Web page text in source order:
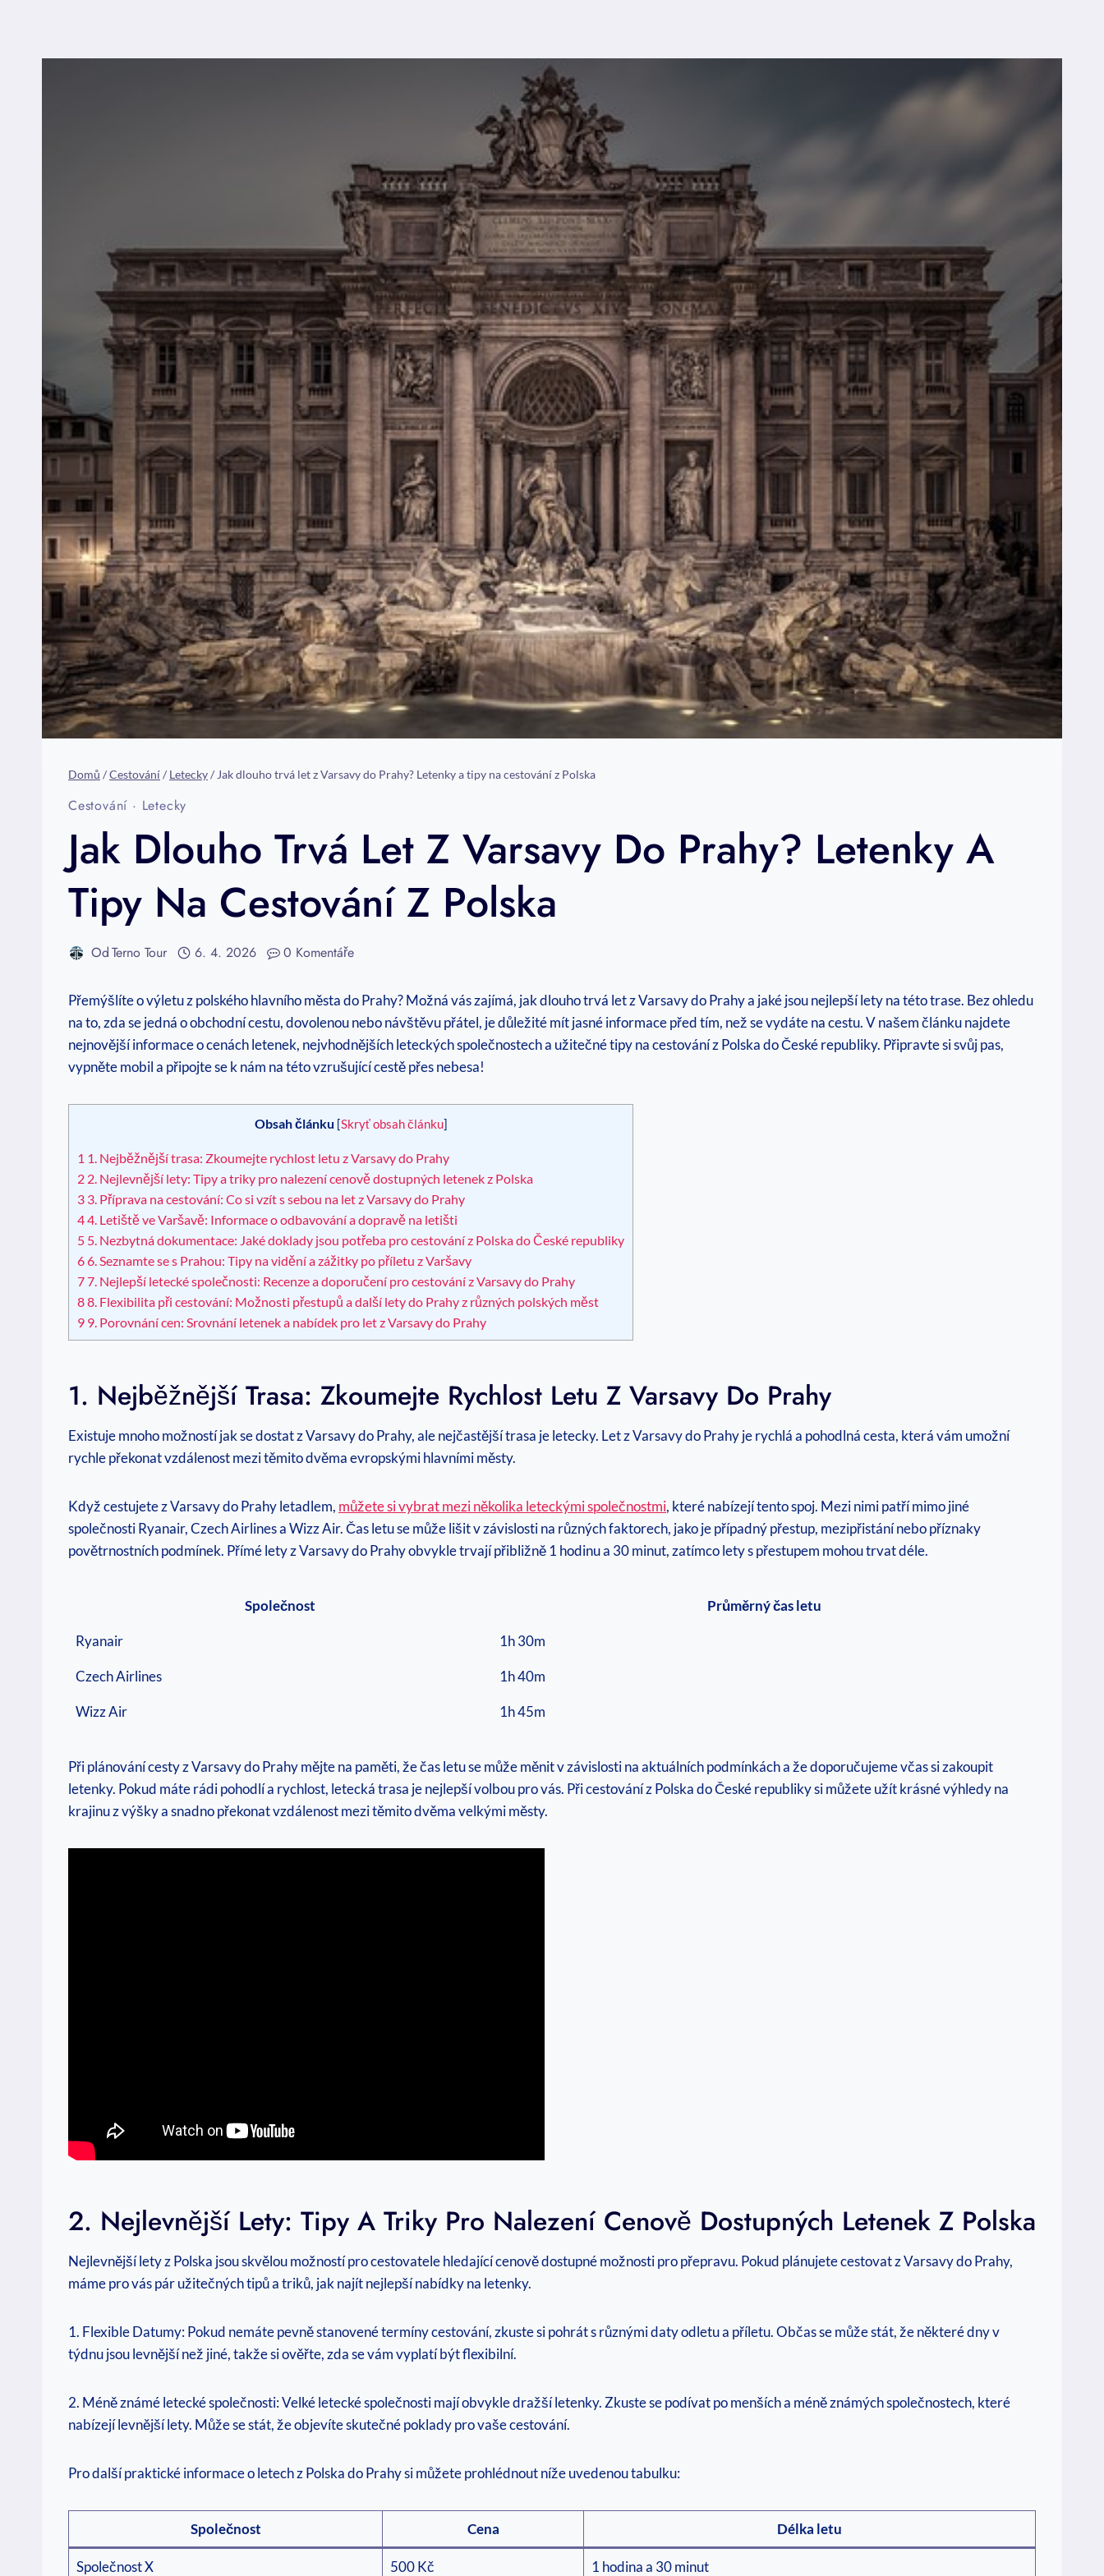
Domů /Cestování/ Letecky/ Jak dlouho trvá let z Varsavy do Prahy? Letenky a tipy na cestování z Polska
Cestování · Letecky
Jak Dlouho Trvá Let Z Varsavy Do Prahy? Letenky A
Tipy Na Cestování Z Polska
OdTerno Tour 6. 4. 2026 0 Komentáře
Přemýšlíte o výletu z polského hlavního města do Prahy? Možná vás zajímá, jak dlouho trvá let z Varsavy do Prahy a jaké jsou nejlepší lety na této trase. Bez ohledu
na to, zda se jedná o obchodní cestu, dovolenou nebo návštěvu přátel, je důležité mít jasné informace před tím, než se vydáte na cestu. V našem článku najdete
nejnovější informace o cenách letenek, nejvhodnějších leteckých společnostech a užitečné tipy na cestování z Polska do České republiky. Připravte si svůj pas,
vypněte mobil a připojte se k nám na této vzrušující cestě přes nebesa!
Obsah článku [Skryť obsah článku]
1 1. Nejběžnější trasa: Zkoumejte rychlost letu z Varsavy do Prahy
2 2. Nejlevnější lety: Tipy a triky pro nalezení cenově dostupných letenek z Polska
3 3. Příprava na cestování: Co si vzít s sebou na let z Varsavy do Prahy
44. Letiště ve Varšavě: Informace o odbavování a dopravě na letišti
5 5. Nezbytná dokumentace: Jaké doklady jsou potřeba pro cestování z Polska do České republiky
66. Seznamte se s Prahou: Tipy na vidění a zážitky po příletu z Varšavy
77. Nejlepší letecké společnosti: Recenze a doporučení pro cestování z Varsavy do Prahy
88. Flexibilita při cestování: Možnosti přestupů a další lety do Prahy z různých polských měst
9 9. Porovnání cen: Srovnání letenek a nabídek pro let z Varsavy do Prahy
1. Nejběžnější Trasa: Zkoumejte Rychlost Letu Z Varsavy Do Prahy
Existuje mnoho možností jak se dostat z Varsavy do Prahy, ale nejčastější trasa je letecky. Let z Varsavy do Prahy je rychlá a pohodlná cesta, která vám umožní
rychle překonat vzdálenost mezi těmito dvěma evropskými hlavními městy.
Když cestujete z Varsavy do Prahy letadlem, můžete si vybrat mezi několika leteckými společnostmi, které nabízejí tento spoj. Mezi nimi patří mimo jiné
společnosti Ryanair, Czech Airlines a Wizz Air. Čas letu se může lišit v závislosti na různých faktorech, jako je případný přestup, mezipřistání nebo příznaky
povětrnostních podmínek. Přímé lety z Varsavy do Prahy obvykle trvají přibližně 1 hodinu a 30 minut, zatímco lety s přestupem mohou trvat déle.
Společnost Průměrný čas letu
Ryanair 1h 30m
Czech Airlines 1h 40m
Wizz Air 1h 45m
Při plánování cesty z Varsavy do Prahy mějte na paměti, že čas letu se může měnit v závislosti na aktuálních podmínkách a že doporučujeme včas si zakoupit
letenky. Pokud máte rádi pohodlí a rychlost, letecká trasa je nejlepší volbou pro vás. Při cestování z Polska do České republiky si můžete užít krásné výhledy na
krajinu z výšky a snadno překonat vzdálenost mezi těmito dvěma velkými městy.
2. Nejlevnější Lety: Tipy A Triky Pro Nalezení Cenově Dostupných Letenek Z Polska
Nejlevnější lety z Polska jsou skvělou možností pro cestovatele hledající cenově dostupné možnosti pro přepravu. Pokud plánujete cestovat z Varsavy do Prahy,
máme pro vás pár užitečných tipů a triků, jak najít nejlepší nabídky na letenky.
1. Flexible Datumy: Pokud nemáte pevně stanovené termíny cestování, zkuste si pohrát s různými daty odletu a příletu. Občas se může stát, že některé dny v
týdnu jsou levnější než jiné, takže si ověřte, zda se vám vyplatí být flexibilní.
2. Méně známé letecké společnosti: Velké letecké společnosti mají obvykle dražší letenky. Zkuste se podívat po menších a méně známých společnostech, které
nabízejí levnější lety. Může se stát, že objevíte skutečné poklady pro vaše cestování.
Pro další praktické informace o letech z Polska do Prahy si můžete prohlédnout níže uvedenou tabulku:
Společnost Cena Délka letu
Společnost X 500 Kč 1 hodina a 30 minut